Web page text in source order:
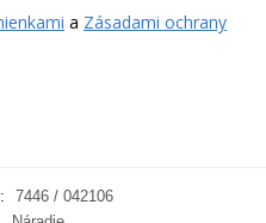
a Zásadami ochrany
7446 / 042106